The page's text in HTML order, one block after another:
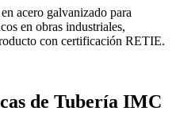
acero galvanizado para
en obras industriales,
con certificación RETIE.
de Tubería IMC